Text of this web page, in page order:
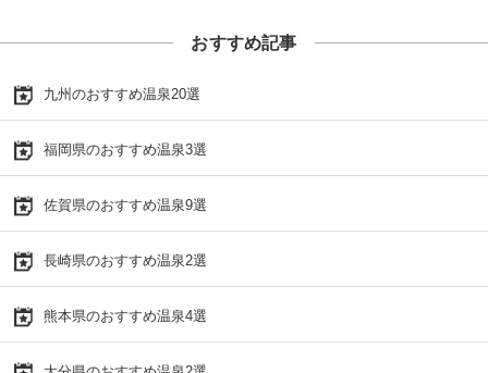
おすすめ記事
九州のおすすめ温泉20選
福岡県のおすすめ温泉3選
佐賀県のおすすめ温泉9選
長崎県のおすすめ温泉2選
熊本県のおすすめ温泉4選